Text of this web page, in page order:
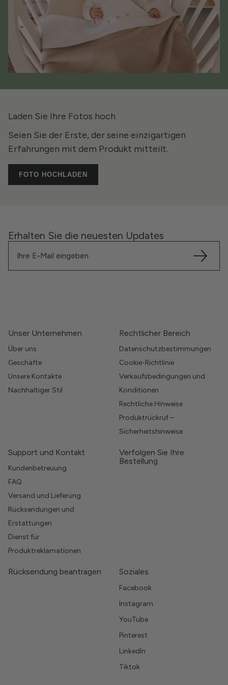
Laden Sie Ihre Fotos hoch
Seien Sie der Erste, der seine einzigartigen
Erfahrungen mit dem Produkt mitteilt.
FOTO HOCHLADEN
Erhalten Sie die neuesten Updates
Unser Unternehmen
Über uns
Geschäfte
Unsere Kontakte
Nachhaltiger Stil
Rechtlicher Bereich
Datenschutzbestimmungen
Cookie-Richtlinie
Verkaufsbedingungen und
Konditionen
Rechtliche Hinweise
Produktrückruf –
Sicherheitshinweise
Support und Kontakt
Kundenbetreuung
FAQ
Versand und Lieferung
Rücksendungen und
Erstattungen
Dienst für
Produktreklamationen
Verfolgen Sie Ihre
Bestellung
Rücksendung beantragen Soziales
Facebook
Instagram
YouTube
Pinterest
LinkedIn
Tiktok